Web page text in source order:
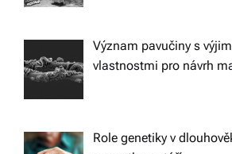
Význam pavučiny s
vlastnostmi pro návrh
Role genetiky v